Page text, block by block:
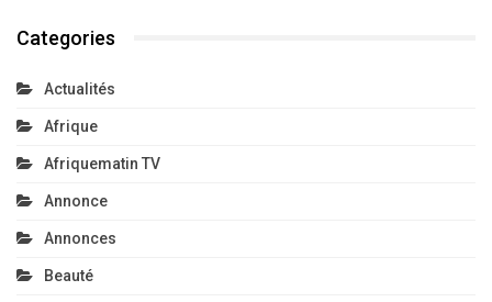
Categories
Actualités
Afrique
Afriquematin TV
Annonce
Annonces
Beauté